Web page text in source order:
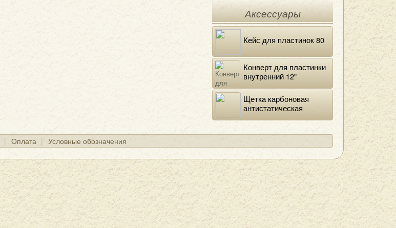
Аксессуары
Кейс для пластинок 80
Конверт для пластинки
внутренний 12"
Щетка карбоновая
антистатическая
Оплата Условные обозначения